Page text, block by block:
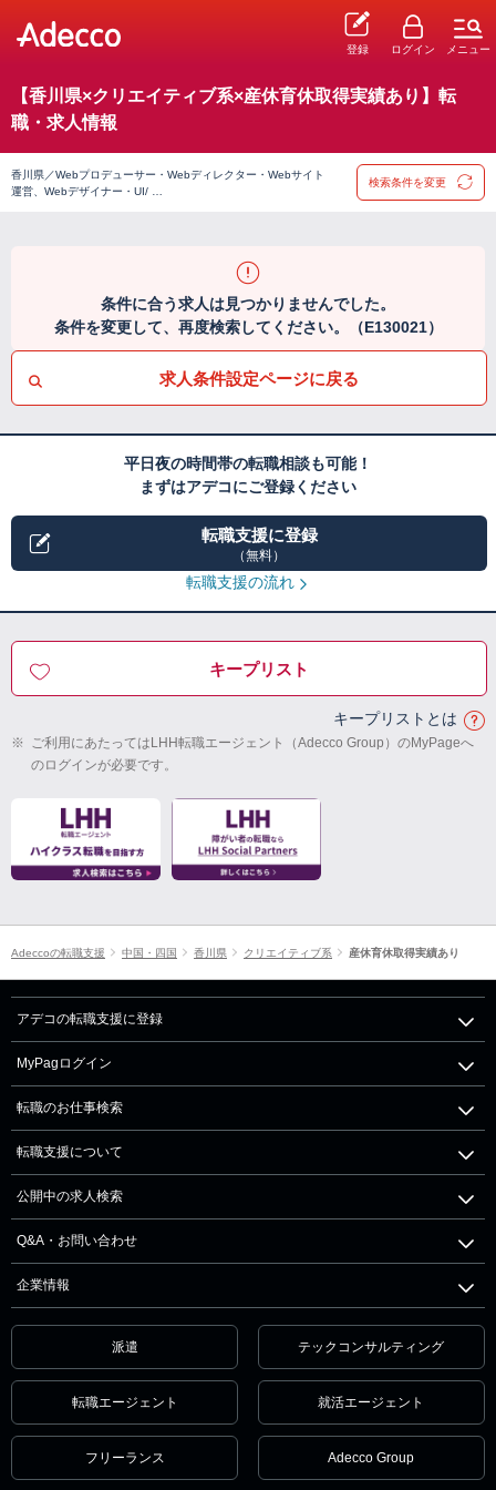
登録 ログイン メニュー
【香川県×クリエイティブ系×産休育休取得実績あり】転
職・求人情報
香川県／Webプロデューサー・Webディレクター・Webサイト
運営、Webデザイナー・UI/ …
検索条件を変更
条件に合う求人は見つかりませんでした。
条件を変更して、再度検索してください。（E130021）
求人条件設定ページに戻る
平日夜の時間帯の転職相談も可能！
まずはアデコにご登録ください
転職支援に登録
（無料）
転職支援の流れ
キープリスト
キープリストとは
※ ご利用にあたってはLHH転職エージェント（Adecco Group）のMyPageへ
のログインが必要です。
Adeccoの転職支援 中国・四国 香川県 クリエイティブ系 産休育休取得実績あり
アデコの転職支援に登録
MyPagログイン
転職のお仕事検索
転職支援について
公開中の求人検索
Q&A・お問い合わせ
企業情報
派遣 テックコンサルティング
転職エージェント 就活エージェント
フリーランス Adecco Group